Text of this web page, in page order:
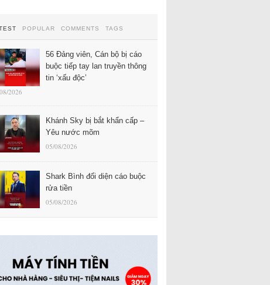
POPULAR COMMENTS TAGS
56 Đảng viên, Cán bộ bị cáo
buộc tiếp tay lan truyền thông
tin ‘xấu độc’
2026
Khánh Sky bị bắt khẩn cấp –
Yêu nước mõm
05/08/2026
Shark Bình đối diện cáo buộc
rửa tiền
05/08/2026